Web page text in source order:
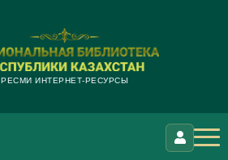
РЕСМИ ИНТЕРНЕТ-РЕСУРСЫ